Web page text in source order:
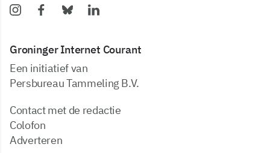
Groninger Internet Courant
Een initiatief van
Persbureau Tammeling B.V.
Contact met de redactie
Colofon
Adverteren